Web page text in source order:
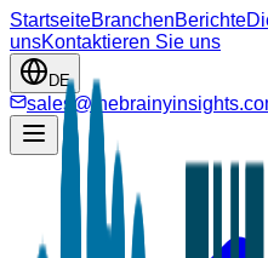
StartseiteBranchenBerichte
unsKontaktieren Sie uns
DE